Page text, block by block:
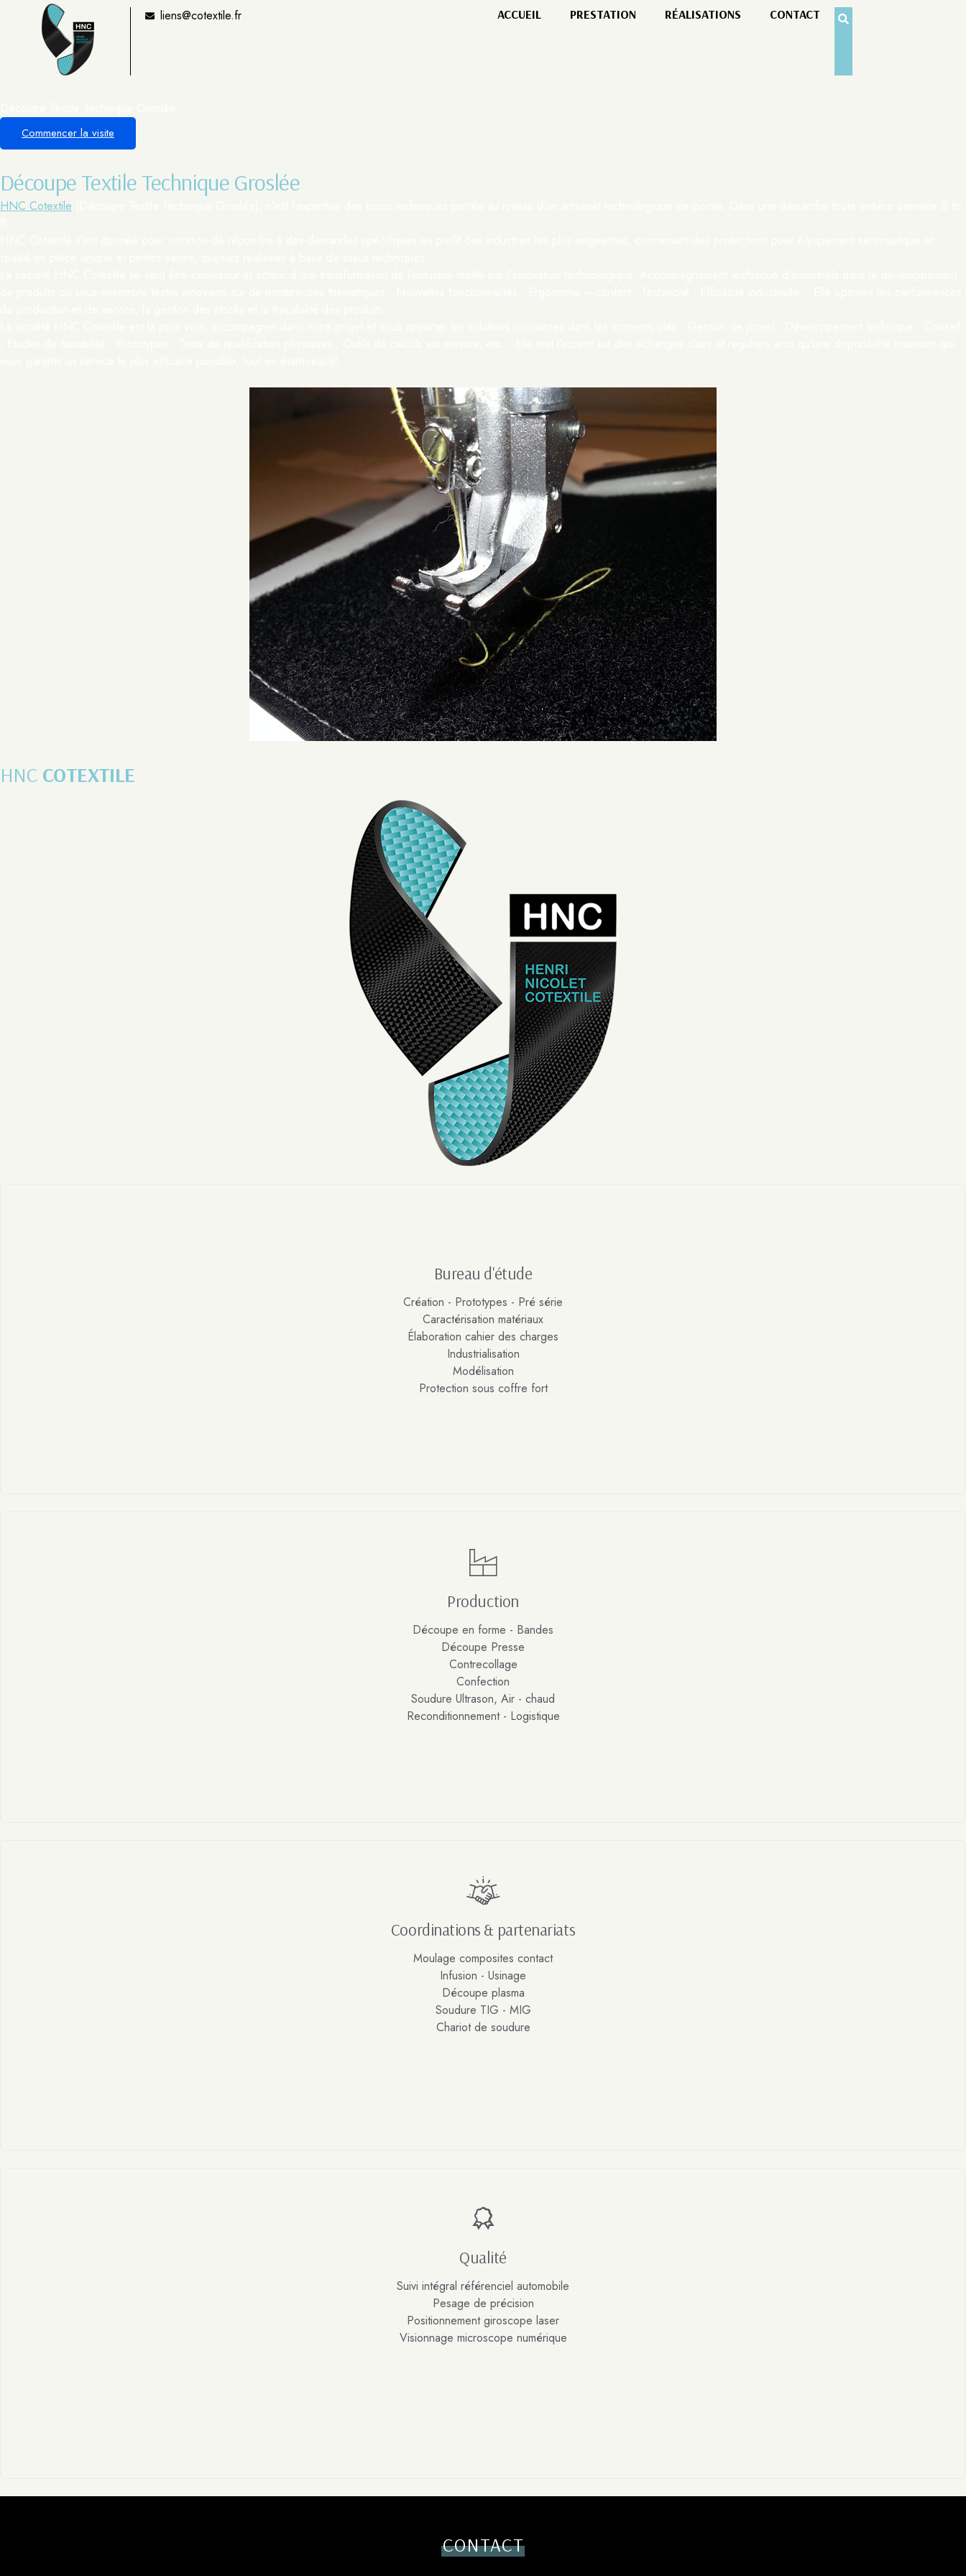
liens@cotextile.fr ACCUEIL PRESTATION RÉALISATIONS CONTACT
Commencer la visite
Découpe Textile Technique Groslée
HNC Cotextile
HNC COTEXTILE
Bureau d'étude
Création - Prototypes - Pré série
Caractérisation matériaux
Élaboration cahier des charges
Industrialisation
Modélisation
Protection sous coffre fort
Production
Découpe en forme - Bandes
Découpe Presse
Contrecollage
Confection
Soudure Ultrason, Air - chaud
Reconditionnement - Logistique
Coordinations & partenariats
Moulage composites contact
Infusion - Usinage
Découpe plasma
Soudure TIG - MIG
Chariot de soudure
Qualité
Suivi intégral référenciel automobile
Pesage de précision
Positionnement giroscope laser
Visionnage microscope numérique
CONTACT